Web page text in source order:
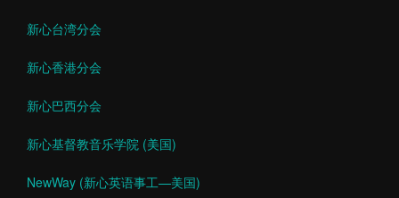
新心台湾分会
新心香港分会
新心巴西分会
新心基督教音乐学院 (美国)
NewWay (新心英语事工—美国)